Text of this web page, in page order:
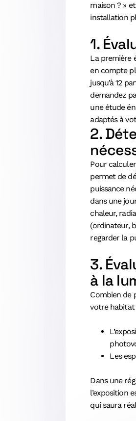
maison ? »
installation
1.
La première
en compte
jusqu’à 12
demandez
une étude
adaptés à
2.
Pour
permet de
puissance
dans une
chaleur,
(ordinateur,
regarder la
3.
à la
Combien de
votre habitat
Les
Dans une
l’exposition
qui saura